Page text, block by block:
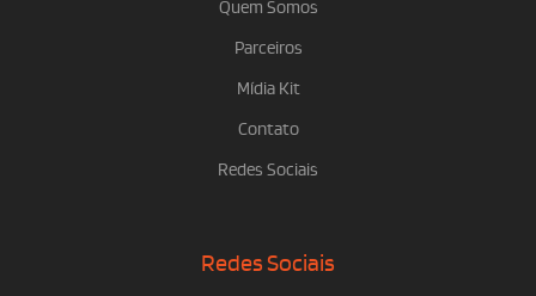
Quem Somos
Parceiros
Mídia Kit
Contato
Redes Sociais
Redes Sociais